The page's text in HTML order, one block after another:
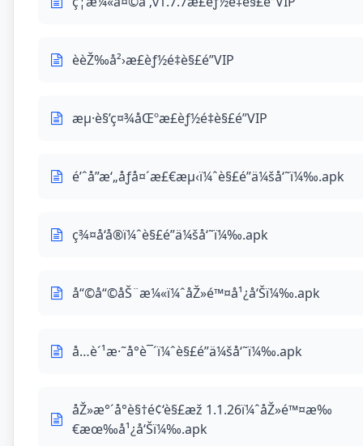
èèŽ‰å²›æ­£èƒ½é‡è§£é”VIP
æµ·è§’ç¤¾åŒºæ­£èƒ½é‡è§£é”VIP
é’ˆå­”æ‘„åƒå¤´æ£€æµ‹ï¼ˆè§£é”ä¼šå‘˜ï¼‰.apk
ç¾¤å‘å®ï¼ˆè§£é”ä¼šå‘˜ï¼‰.apk
å“©å“©åŠ¨æ¼«ï¼ˆåŽ»é™¤å¹¿å‘Šï¼‰.apk
å…è´¹æ·˜å°è¯´ï¼ˆè§£é”ä¼šå‘˜ï¼‰.apk
åŽ»æ°´å°è§†é¢‘è§£æž 1.1.26ï¼ˆåŽ»é™¤æ‰
€æœ‰å¹¿å‘Šï¼‰.apk